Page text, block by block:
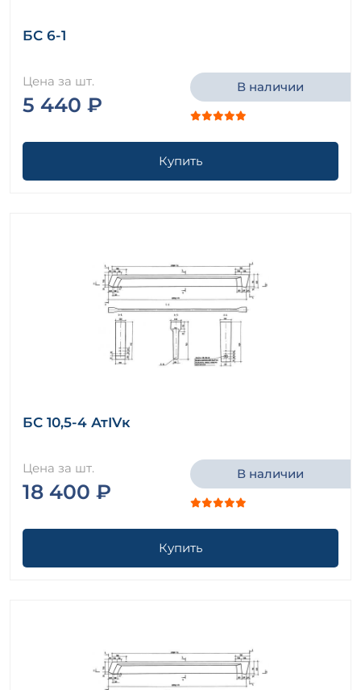
БС 6-1
Цена за шт.
5 440 ₽
В наличии
Купить
БС 10,5-4 АтIVк
Цена за шт.
18 400 ₽
В наличии
Купить